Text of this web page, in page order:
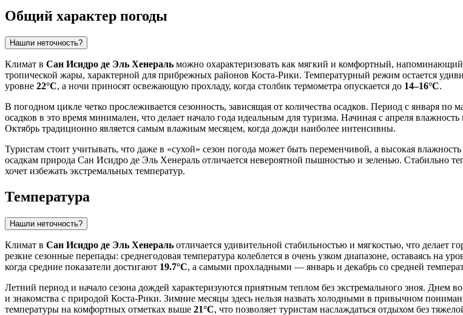
Общий характер погоды
Нашли неточность?
Климат в Сан Исидро де Эль Хенераль можно охарактеризовать как мягкий и комфортный,
тропической жары, характерной для прибрежных районов Коста-Рики. Температурный режим остается
уровне 22°C, а ночи приносят освежающую прохладу, когда столбик термометра опускается до 14–16°C.
В погодном цикле четко прослеживается сезонность, зависящая от количества осадков. Период с января
осадков в это время минимален, что делает начало года идеальным для туризма. Начиная с апреля
Октябрь традиционно является самым влажным месяцем, когда дожди наиболее интенсивны.
Туристам стоит учитывать, что даже в «сухой» сезон погода может быть переменчивой, а высокая
осадкам природа Сан Исидро де Эль Хенераль отличается невероятной пышностью и зеленью. Стабильно
хочет избежать экстремальных температур.
Температура
Нашли неточность?
Климат в Сан Исидро де Эль Хенераль отличается удивительной стабильностью и мягкостью, что делает
резкие сезонные перепады: среднегодовая температура колеблется в очень узком диапазоне, оставаясь на
когда средние показатели достигают 19.7°C, а самыми прохладными — январь и декабрь со средней
Летний период и начало сезона дождей характеризуются приятным теплом без экстремального зноя. Днем
и знакомства с природой Коста-Рики. Зимние месяцы здесь нельзя назвать холодными в привычном
температуры на комфортных отметках выше 21°C, что позволяет туристам наслаждаться отдыхом без